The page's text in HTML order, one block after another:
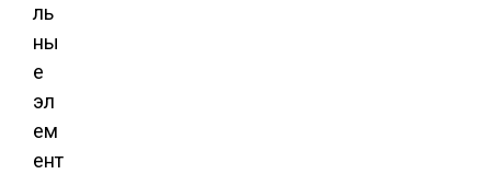
ль
ны
е
эл
ем
ент